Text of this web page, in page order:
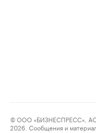
© ООО «БИЗНЕСПРЕСС»,
2026. Сообщения и